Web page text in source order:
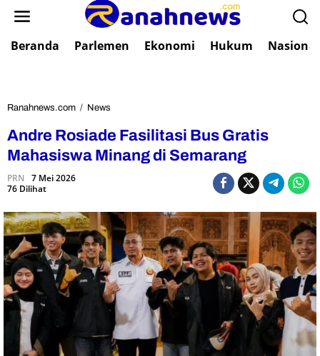
Beranda Parlemen Ekonomi Hukum Nasional
Ranahnews.com / News
d
r
i
a
e
F
a
l
i
Andre Rosiade Fasilitasi Bus Gratis
Mahasiswa Minang di Semarang
PRN 7 Mei 2026
76 Dilihat